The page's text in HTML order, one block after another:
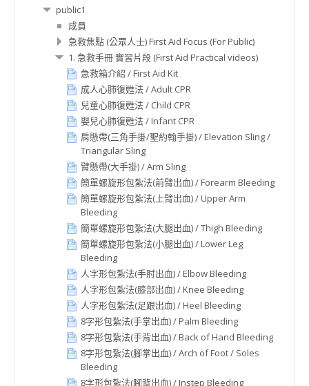
public1
成員
急救焦點 (公眾人士) First Aid Focus (For Public)
1. 急救手冊 實習片段 (First Aid Practical videos)
急救箱介紹 / First Aid Kit
成人心肺復甦法 / Adult CPR
兒童心肺復甦法 / Child CPR
嬰兒心肺復甦法 / Infant CPR
肩懸帶(三角手掛/聖約翰手掛) / Elevation Sling /
Triangular Sling
臂懸帶(大手掛) / Arm Sling
簡單螺旋形包紮法(前臂出血) / Forearm Bleeding
簡單螺旋形包紮法(上臂出血) / Upper Arm
Bleeding
簡單螺旋形包紮法(大腿出血) / Thigh Bleeding
簡單螺旋形包紮法(小腿出血) / Lower Leg
Bleeding
人字形包紮法(手肘出血) / Elbow Bleeding
人字形包紮法(膝部出血) / Knee Bleeding
人字形包紮法(足跟出血) / Heel Bleeding
8字形包紮法(手掌出血) / Palm Bleeding
8字形包紮法(手背出血) / Back of Hand Bleeding
8字形包紮法(腳掌出血) / Arch of Foot / Soles
Bleeding
8字形包紮法(腳背出血) / Instep Bleeding